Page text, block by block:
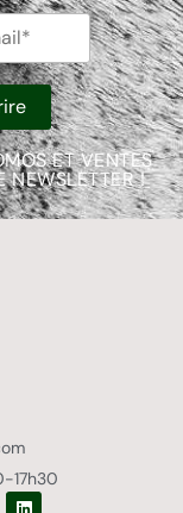
ET VENTES
NEWSLETTER !
17h30